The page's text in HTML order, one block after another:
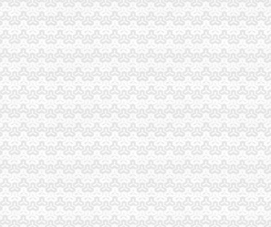
怎么操作_搜狐其它_搜狐网
放—优酷网,高清在线观看
题
一般纳税人。-文章
人资格的开始年月？_百度知道
包听|E都市
收_搜狐教育_搜狐网
华文本库
服务,税率是多少？_中华会计网校_税务网校
爱问分类